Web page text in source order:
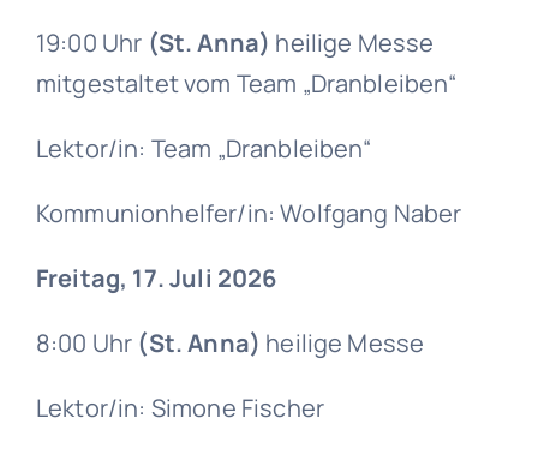
19:00 Uhr (St. Anna) heilige Messe
mitgestaltet vom Team „Dranbleiben“
Lektor/in: Team „Dranbleiben“
Kommunionhelfer/in: Wolfgang Naber
Freitag, 17. Juli 2026
8:00 Uhr (St. Anna) heilige Messe
Lektor/in: Simone Fischer